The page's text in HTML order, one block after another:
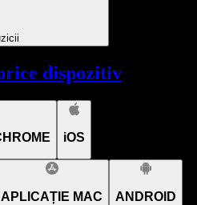
dispozitiv
iOS
APLICAȚIE MAC ANDROID